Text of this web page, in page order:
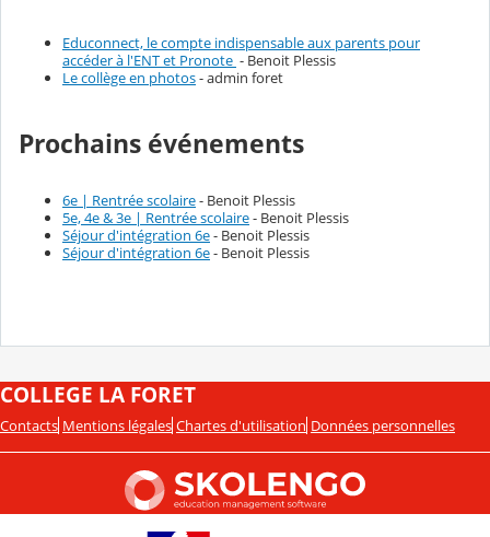
Educonnect, le compte indispensable aux parents pour
accéder à l'ENT et Pronote - Benoit Plessis
Le collège en photos- admin foret
Prochains événements
6e | Rentrée scolaire- Benoit Plessis
5e, 4e & 3e | Rentrée scolaire- Benoit Plessis
Séjour d'intégration 6e- Benoit Plessis
Séjour d'intégration 6e- Benoit Plessis
COLLEGE LA FORET
Contacts Mentions légales Chartes d'utilisation Données personnelles